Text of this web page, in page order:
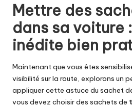
Mettre des
dans sa voiture
inédite bien
Maintenant que vous êtes
visibilité sur la route, explorons un
appliquer cette astuce du sachet
vous devez choisir des sachets de